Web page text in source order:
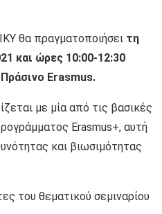
θα πραγματοποιήσει τη
και ώρες 10:00-12:30
Erasmus.
με μία από τις βασικές
Erasmus+, αυτή
και βιωσιμότητας
του θεματικού σεμιναρίου